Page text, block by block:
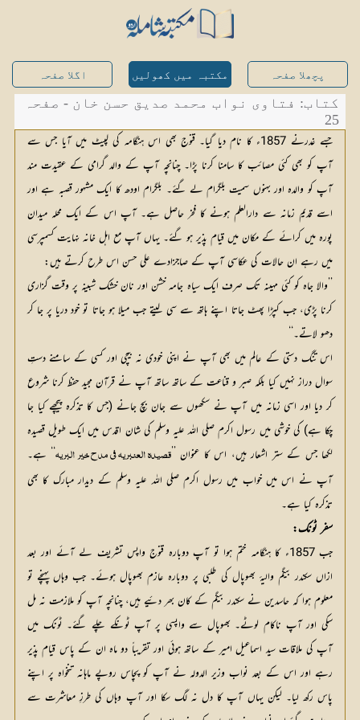
پچھلا صفحہ مکتبہ میں کھولیں اگلا صفحہ
کتاب: فتاوی نواب محمد صدیق حسن خان - صفحہ
25
جسے غدرنے 1857ء کا نام دیا گیا۔ قنوج بھی اس ہنگامہ کی لپیٹ میں آیا جس سے
آپ کو بھی کئی مصائب کا سامنا کرنا پڑا۔ چنانچہ آپ کے والد گرامی کے عقیدت مند
آپ کو والدہ اور بہنوں سمیت بلگرام لے گئے۔ بلگرام اودھ کا ایک مشہور قصبہ ہے اور
اسے قدیم زمانہ سے دارالعلم ہونے کا فخر حاصل ہے۔ آپ اس کے ایک محلہ میدان
پورہ میں کرائے کے مکان میں قیام پذیر ہو گئے۔ یہاں آپ مع اہل خانہ نہایت کسمپرسی
میں رہے ان حالات کی عکاسی آپ کے صاجزادے علی حسن اس طرح کرتے ہیں:
’’والا جاہ کو کئی مہینہ تک صرف ایک سیاہ جامہ خشن اور نان خشک شبینہ پر وقت گزاری
کرنا پڑی، جب کپڑا پھٹ جاتا اپنے ہاتھ سے سی لیتے جب میلا ہو جاتا تو خود دریا پر جا کر
دھو لاتے۔‘‘
اس تنگ دستی کے عالم میں بھی آپ نے اپنی خودی نہ بیچی اور کسی کے سامنے دستِ
سوال دراز نہیں کیا بلکہ صبر و قناعت کے ساتھ ساتھ آپ نے قرآن مجید حفظ کرنا شروع
کر دیا اور اسی زمانہ میں آپ نے سکھوں سے جان بچ جانے (جس کا تذکرہ پیچھے کیا جا
چکا ہے) کی خوشی میں رسول اکرم صلی اللہ علیہ وسلم کی شان اقدس میں ایک طویل قصیدہ
لکھا جس کے ستر اشعار ہیں، اس کا عنوان ’’قصيده العنبريه في مدح خير البريه
تذکرہ کیا ہے۔
سفر ٹونک:
جب 1857ء کا ہنگامہ ختم ہوا تو آپ دوبارہ قنوج واپس تشریف لے آئے اور بعد
ازاں سکندر بیگم والیۂ بھوپال کی طلبی پر دوبارہ عازم بھوپال ہوئے۔ جب وہاں پہنچے تو
معلوم ہوا کہ حاسدین نے سکندر بیگم کے کان بھر دئیے ہیں، چنانچہ آپ کو ملازمت نہ مل
سکی اور آپ ناکام لوٹے۔ بھوپال سے واپسی پر آپ ٹونکے چلے گئے۔ ٹونک میں
آپ کی ملاقات سید اسماعیل امیر کے ساتھ ہوئی اور تقریباً دو ماہ ان کے پاس قیام پذیر
رہے اور اس کے بعد نواب وزیر الدولہ نے آپ کو پچاس روپے ماہانہ تنخواہ پر اپنے
پاس رکھ لیا۔ لیکن یہاں آپ کا دل نہ لگ سکا اور آپ وہاں کی طرزِ معاشرت سے